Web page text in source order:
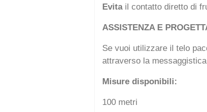
Evita il contatto diretto di
ASSISTENZA E
Se vuoi utilizzare il telo
attraverso la
Misure disponibili:
100 metri